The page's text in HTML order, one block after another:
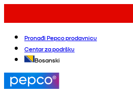
Pronađi Pepco prodavnicu
Centar za podršku
Bosanski